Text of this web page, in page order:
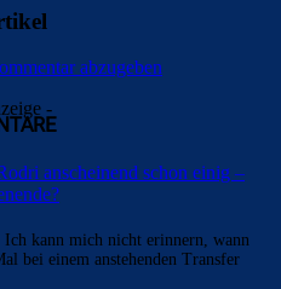
abzugeben
-
anscheinend schon einig –
Ich kann mich nicht erinnern, wann
bei einem anstehenden Transfer